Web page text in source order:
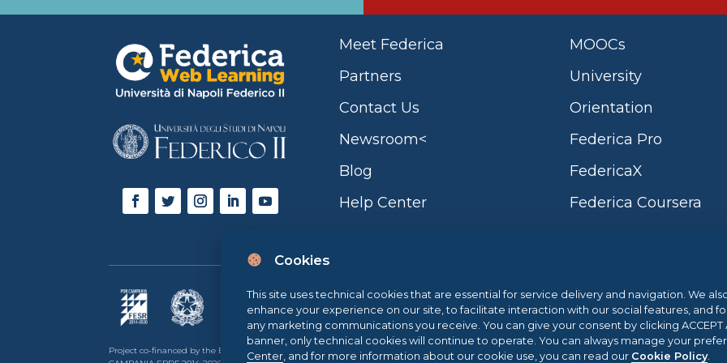
o
k
p
Meet Federica
Partners
Contact Us
Newsroom<
Blog
Help Center
MOOCs
University
Orientation
Federica Pro
FedericaX
Federica Coursera
Project co-financed by the European Union, the Italian government and the Campania Region POR
Sistema di Gestione
.eu Web Awards
Cookies
This site uses technical cookies that are essential for service delivery and navigation. We
enhance your experience on our site, to facilitate interaction with our social features, and
any marketing communications you receive. You can give your consent by clicking ACCEPT
banner, only technical cookies will continue to operate. You can always manage your
Center , and for more information about our cookie use, you can read our Cookie Policy.